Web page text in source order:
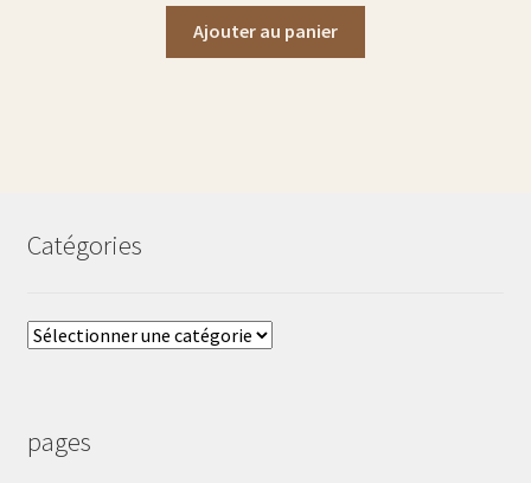
Ajouter au panier
Catégories
Catégories
pages